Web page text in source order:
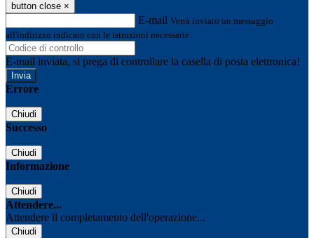
button close ×
E-mail Verrà inviato un messaggio
all'indirizzo indicato con le istruzioni necessarie.
E-mail inviata, si prega di controllare la casella di posta elettronica!
Errore
Chiudi
Successo
Chiudi
Informazione
Chiudi
Attendere...
Attendere il completamento dell'operazione...
Chiudi